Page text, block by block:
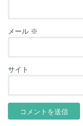
メール ※
サイト